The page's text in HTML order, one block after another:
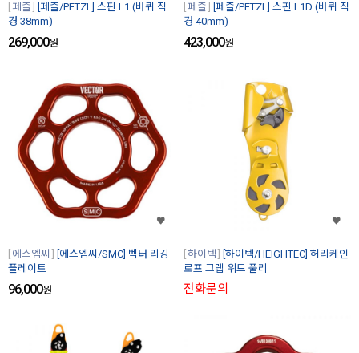
페츨
[페츨/PETZL] 스핀 L1 (바퀴 직
경 38mm)
269,000원
페츨
[페츨/PETZL] 스핀 L1D (바퀴 직
경 40mm)
423,000원
에스엠씨
[에스엠씨/SMC] 벡터 리깅
플레이트
96,000원
하이텍
[하이텍/HEIGHTEC] 허리케인
로프 그랩 위드 풀리
전화문의